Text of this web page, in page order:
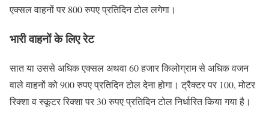
एक्सल वाहनों पर 800 रुपए प्रतिदिन टोल लगेगा।
भारी वाहनों के लिए रेट
सात या उससे अधिक एक्सल अथवा 60 हजार किलोग्राम से अधिक वजन
वाले वाहनों को 900 रुपए प्रतिदिन टोल देना होगा। ट्रैक्टर पर 100, मोटर
रिक्शा व स्कूटर रिक्शा पर 30 रुपए प्रतिदिन टोल निर्धारित किया गया है।